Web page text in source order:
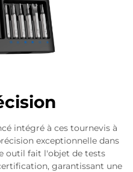
intégré à ces tournevis à
exceptionnelle dans
outil fait l'objet de tests
garantissant une